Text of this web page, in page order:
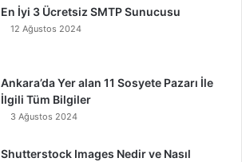
En İyi 3 Ücretsiz SMTP Sunucusu
12 Ağustos 2024
Ankara’da Yer alan 11 Sosyete Pazarı İle
İlgili Tüm Bilgiler
3 Ağustos 2024
Shutterstock Images Nedir ve Nasıl